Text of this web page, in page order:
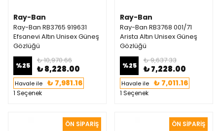
Ray-Ban
Ray-Ban RB3765 919631
Efsanevi Altın Unisex Güneş
Gözlüğü
%25
₺ 10,970.66
₺ 8,228.00
Havale ile ₺ 7,981.16
1 Seçenek
Ray-Ban
Ray-Ban RB3768 001/71
Arista Altın Unisex Güneş
Gözlüğü
%25
₺ 9,637.33
₺ 7,228.00
Havale ile ₺ 7,011.16
1 Seçenek